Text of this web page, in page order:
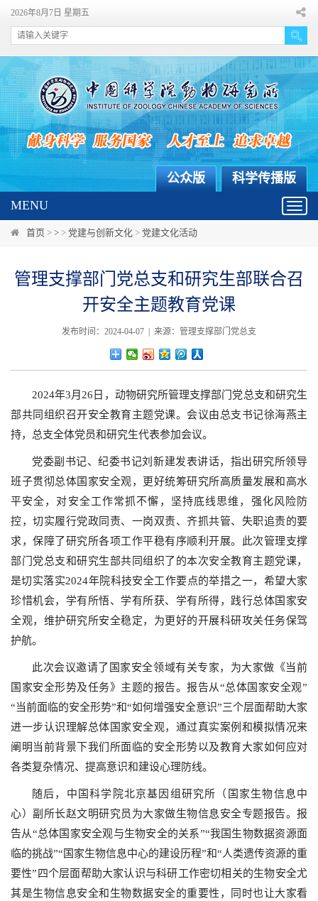
2026年8月7日 星期五
科学传播版
公众版
MENU
首页 > > > 党建与创新文化 > 党建文化活动
管理支撑部门党总支和研究生部联合召
开安全主题教育党课
发布时间：2024-04-07 | 来源：管理支撑部门党总支
2024年3月26日，动物研究所管理支撑部门党总支和研究生
部共同组织召开安全教育主题党课。会议由总支书记徐海燕主
持，总支全体党员和研究生代表参加会议。
党委副书记、纪委书记刘新建发表讲话，指出研究所领导
班子贯彻总体国家安全观，更好统筹研究所高质量发展和高水
平安全，对安全工作常抓不懈，坚持底线思维，强化风险防
控，切实履行党政同责、一岗双责、齐抓共管、失职追责的要
求，保障了研究所各项工作平稳有序顺利开展。此次管理支撑
部门党总支和研究生部共同组织了的本次安全教育主题党课，
是切实落实2024年院科技安全工作要点的举措之一，希望大家
珍惜机会，学有所悟、学有所获、学有所得，践行总体国家安
全观，维护研究所安全稳定，为更好的开展科研攻关任务保驾
护航。
此次会议邀请了国家安全领域有关专家，为大家做《当前
国家安全形势及任务》主题的报告。报告从“总体国家安全观”
“当前面临的安全形势”和“如何增强安全意识”三个层面帮助大家
进一步认识理解总体国家安全观，通过真实案例和模拟情况来
阐明当前背景下我们所面临的安全形势以及教育大家如何应对
各类复杂情况、提高意识和建设心理防线。
随后，中国科学院北京基因组研究所（国家生物信息中
心）副所长赵文明研究员为大家做生物信息安全专题报告。报
告从“总体国家安全观与生物安全的关系”“我国生物数据资源面
临的挑战”“国家生物信息中心的建设历程”和“人类遗传资源的重
要性”四个层面帮助大家认识与科研工作密切相关的生物安全尤
其是生物信息安全和生物数据安全的重要性，同时也让大家看